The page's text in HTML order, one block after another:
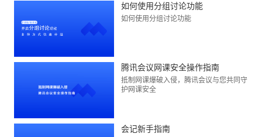
如何使用分组讨论功能
如何使用分组讨论功能
腾讯会议网课安全操作指南
抵制网课爆破入侵，腾讯会议与您共同守
护网课安全
会记新手指南